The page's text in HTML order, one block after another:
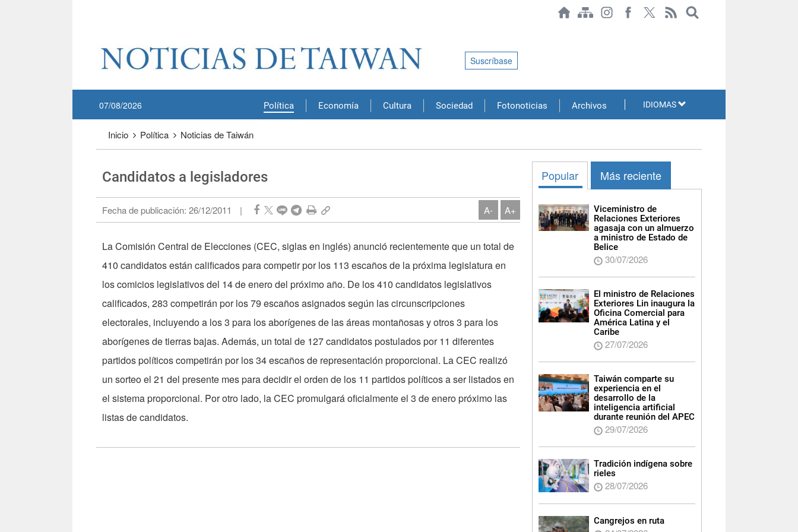
Política Economía Cultura Sociedad Fotonoticias Archivos
07/08/2026
Suscríbase
IDIOMAS
Inicio Política Noticias de Taiwán
Candidatos a legisladores
Fecha de publicación: 26/12/2011 | A- A+
La Comisión Central de Elecciones (CEC, siglas en inglés) anunció recientemente que un total de
410 candidatos están calificados para competir por los 113 escaños de la próxima legislatura en
los comicios legislativos del 14 de enero del próximo año. De los 410 candidatos legislativos
calificados, 283 competirán por los 79 escaños asignados según las circunscripciones
electorales, incluyendo a los 3 para los aborígenes de las áreas montañosas y otros 3 para los
aborígenes de tierras bajas. Además, un total de 127 candidatos postulados por 11 diferentes
partidos políticos competirán por los 34 escaños de representación proporcional. La CEC realizó
un sorteo el 21 del presente mes para decidir el orden de los 11 partidos políticos a ser listados en
el sistema proporcional. Por otro lado, la CEC promulgará oficialmente el 3 de enero próximo las
listas de candidatos.
Popular Más reciente
Viceministro de
Relaciones Exteriores
agasaja con un almuerzo
a ministro de Estado de
Belice
30/07/2026
El ministro de Relaciones
Exteriores Lin inaugura la
Oficina Comercial para
América Latina y el
Caribe
27/07/2026
Taiwán comparte su
experiencia en el
desarrollo de la
inteligencia artificial
durante reunión del APEC
29/07/2026
Tradición indígena sobre
rieles
28/07/2026
Cangrejos en ruta